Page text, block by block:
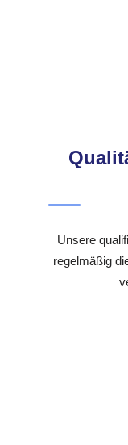
Unsere
regelmäßig